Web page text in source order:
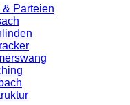
Parteien